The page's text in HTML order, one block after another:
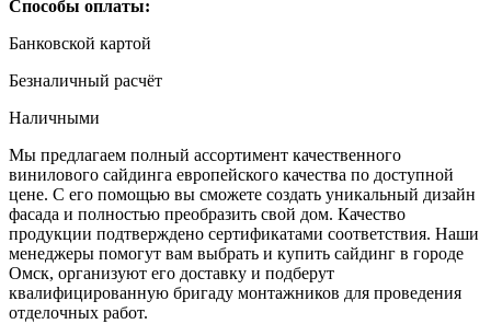
Способы оплаты:
Банковской картой
Безналичный расчёт
Наличными
Мы предлагаем полный ассортимент качественного
винилового сайдинга европейского качества по доступной
цене. С его помощью вы сможете создать уникальный дизайн
фасада и полностью преобразить свой дом. Качество
продукции подтверждено сертификатами соответствия. Наши
менеджеры помогут вам выбрать и купить сайдинг в городе
Омск, организуют его доставку и подберут
квалифицированную бригаду монтажников для проведения
отделочных работ.